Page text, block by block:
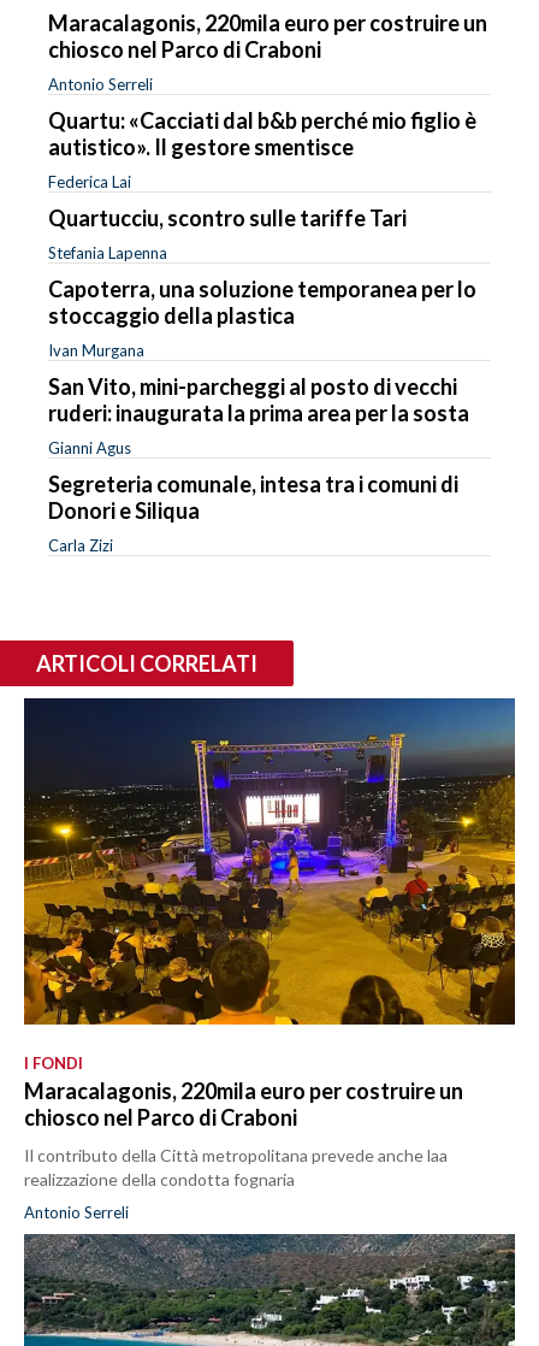
Maracalagonis, 220mila euro per costruire un
chiosco nel Parco di Craboni
Antonio Serreli
Quartu: «Cacciati dal b&b perché mio figlio è
autistico». Il gestore smentisce
Federica Lai
Quartucciu, scontro sulle tariffe Tari
Stefania Lapenna
Capoterra, una soluzione temporanea per lo
stoccaggio della plastica
Ivan Murgana
San Vito, mini-parcheggi al posto di vecchi
ruderi: inaugurata la prima area per la sosta
Gianni Agus
Segreteria comunale, intesa tra i comuni di
Donori e Siliqua
Carla Zizi
ARTICOLI CORRELATI
I FONDI
Maracalagonis, 220mila euro per costruire un
chiosco nel Parco di Craboni
Il contributo della Città metropolitana prevede anche laa
realizzazione della condotta fognaria
Antonio Serreli